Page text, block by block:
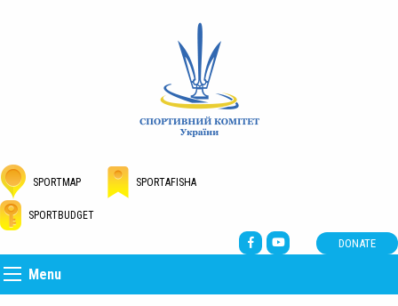
SPORTMAP SPORTAFISHA
SPORTBUDGET
DONATE
Menu